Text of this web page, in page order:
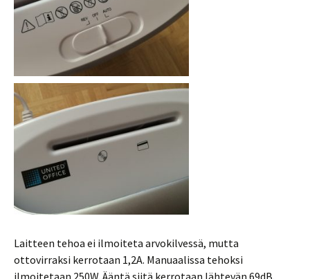
Laitteen tehoa ei ilmoiteta arvokilvessä, mutta
ottovirraksi kerrotaan 1,2A. Manuaalissa tehoksi
ilmoitetaan 250W. Ääntä siitä kerrotaan lähtevän 69dB.